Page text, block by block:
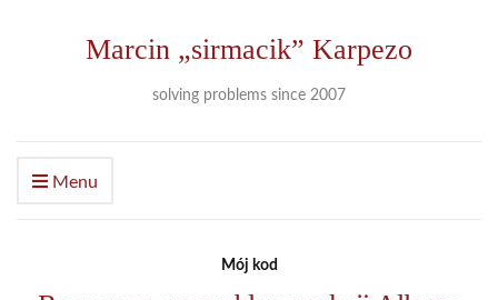
Marcin „sirmacik” Karpezo
solving problems since 2007
Menu
Mój kod